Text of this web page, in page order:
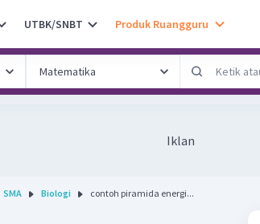
UTBK/SNBT Produk Ruangguru
Iklan
SMA Biologi contoh piramida energi...